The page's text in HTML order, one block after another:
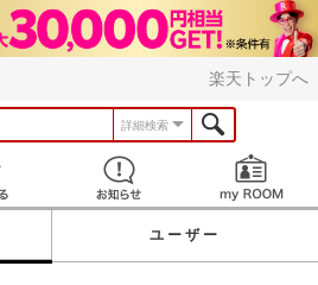
楽天トップへ
詳細検索
見つける お知らせ
ユーザー